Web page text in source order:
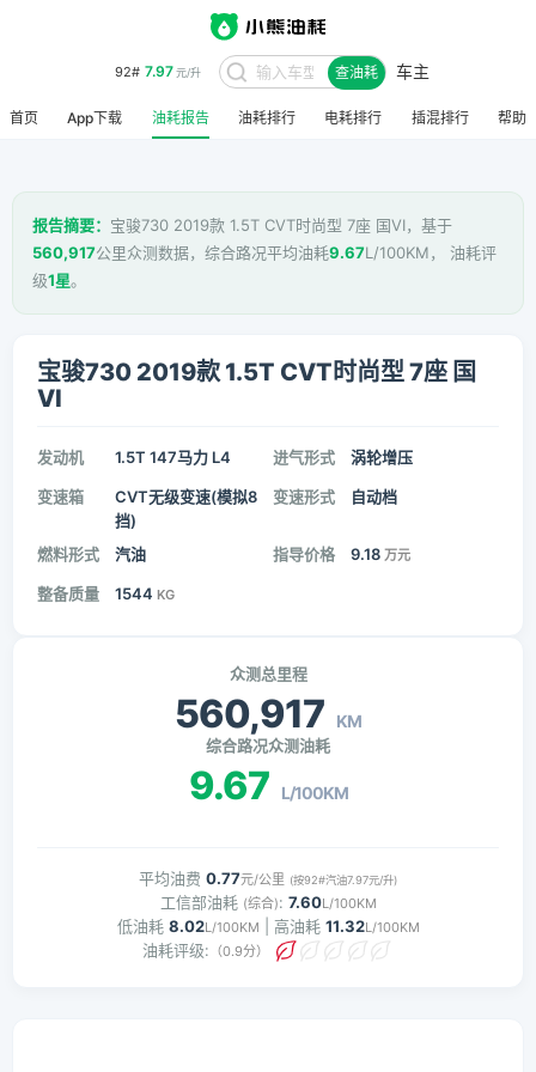
92# 7.97元/升 查油耗 车主
首页 App下载 油耗报告 油耗排行 电耗排行 插混排行 帮助
报告摘要： 宝骏730 2019款 1.5T CVT时尚型 7座 国VI，基于
560,917公里众测数据，综合路况平均油耗9.67L/100KM， 油耗评
级1星。
宝骏730 2019款 1.5T CVT时尚型 7座 国
VI
发动机 1.5T 147马力 L4 进气形式 涡轮增压
变速箱
CVT无级变速(模拟8
挡)
变速形式 自动档
燃料形式 汽油 指导价格 9.18 万元
整备质量 1544 KG
众测总里程
560,917 KM
综合路况众测油耗
9.67 L/100KM
平均油费 0.77元/公里 (按92#汽油7.97元/升)
工信部油耗 (综合): 7.60L/100KM
低油耗 8.02L/100KM | 高油耗 11.32L/100KM
油耗评级: （0.9分）